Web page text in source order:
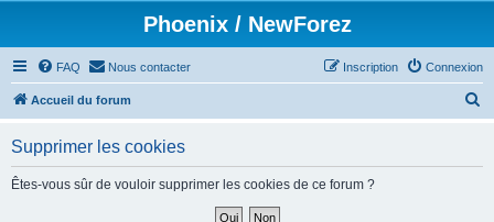
Phoenix / NewForez
FAQ Nous contacter Connexion
Inscription
Accueil du forum
Supprimer les cookies
Êtes-vous sûr de vouloir supprimer les cookies de ce forum ?